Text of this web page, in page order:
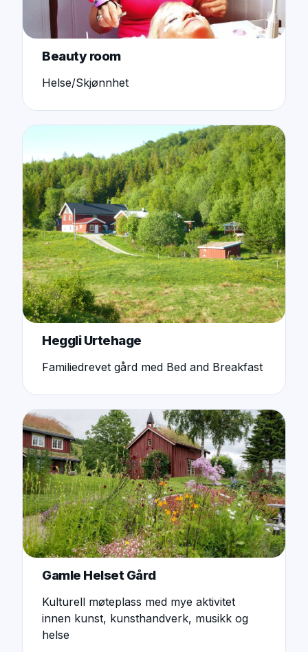
Beauty room
Helse/Skjønnhet
Heggli Urtehage
Familiedrevet gård med Bed and Breakfast
Gamle Helset Gård
Kulturell møteplass med mye aktivitet
innen kunst, kunsthandverk, musikk og
helse